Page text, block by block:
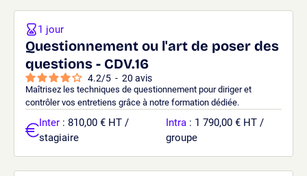
Questionnement ou l'art de poser des
questions - CDV.16
4.2/5 - 20 avis
Maîtrisez les techniques de questionnement pour diriger et
contrôler vos entretiens grâce à notre formation dédiée.
1 jour
Inter : 810,00 € HT /
stagiaire
Intra : 1 790,00 € HT /
groupe